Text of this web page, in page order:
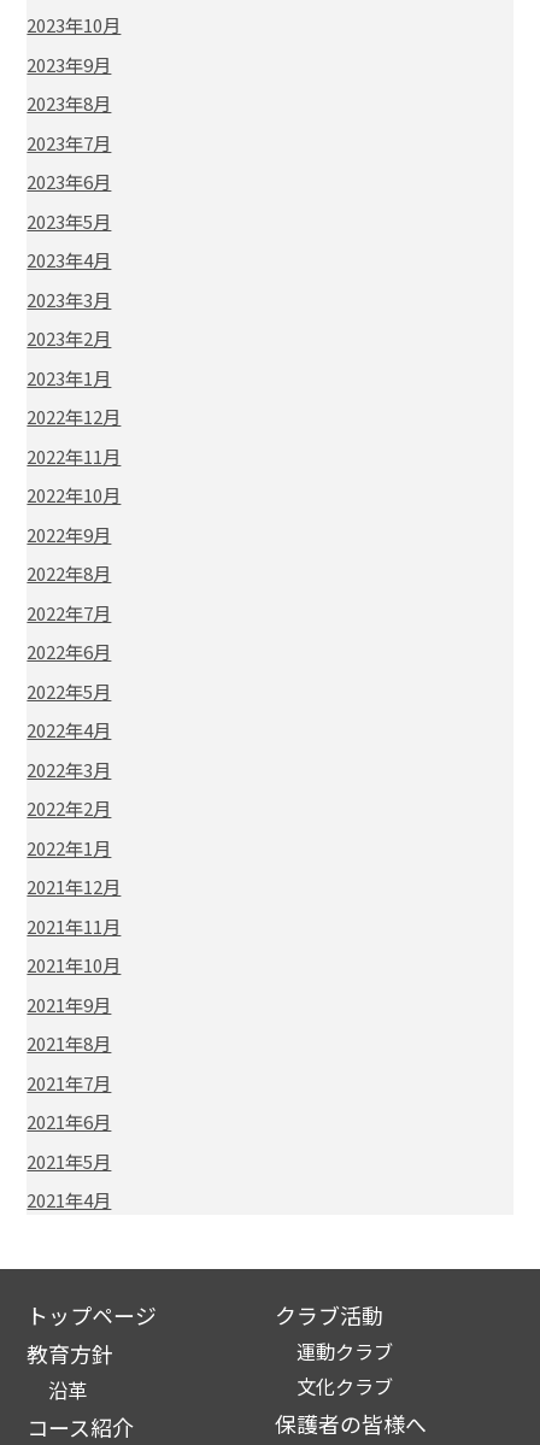
2023年10月
2023年9月
2023年8月
2023年7月
2023年6月
2023年5月
2023年4月
2023年3月
2023年2月
2023年1月
2022年12月
2022年11月
2022年10月
2022年9月
2022年8月
2022年7月
2022年6月
2022年5月
2022年4月
2022年3月
2022年2月
2022年1月
2021年12月
2021年11月
2021年10月
2021年9月
2021年8月
2021年7月
2021年6月
2021年5月
2021年4月
トップページ
教育方針
沿革
コース紹介
クラブ活動
運動クラブ
文化クラブ
保護者の皆様へ